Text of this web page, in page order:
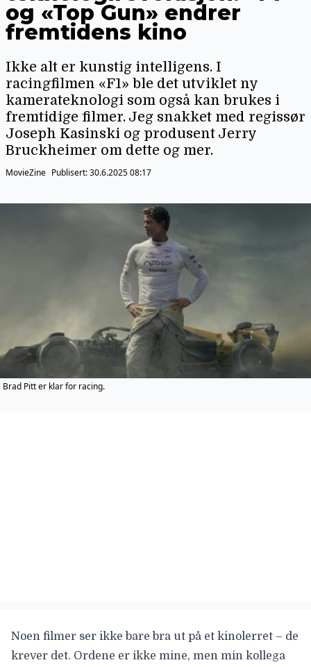
og «Top Gun» endrer
fremtidens kino
Ikke alt er kunstig intelligens. I
racingfilmen «F1» ble det utviklet ny
kamerateknologi som også kan brukes i
fremtidige filmer. Jeg snakket med regissør
Joseph Kasinski og produsent Jerry
Bruckheimer om dette og mer.
MovieZine Publisert:30.6.2025 08:17
Brad Pitt er klar for racing.
Noen filmer ser ikke bare bra ut på et kinolerret – de
krever det. Ordene er ikke mine, men min kollega